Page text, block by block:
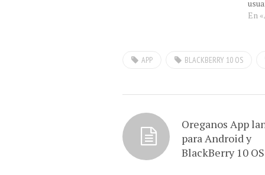
En
APP BLACKBERRY 10 OS
Oreganos App
para Android y
BlackBerry 10 OS